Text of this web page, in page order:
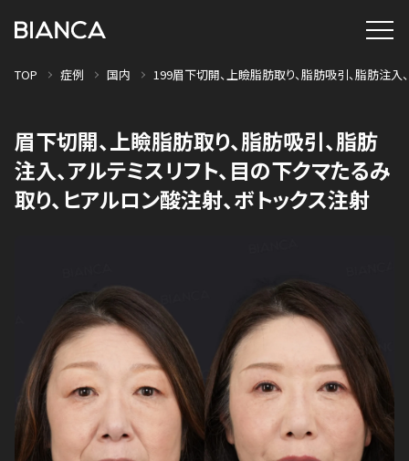
TOP 症例 国内 199眉下切開、上瞼脂肪取り、脂肪吸引、脂肪注入
眉下切開、上瞼脂肪取り、脂肪吸引、脂肪
注入、アルテミスリフト、目の下クマたるみ
取り、ヒアルロン酸注射、ボトックス注射